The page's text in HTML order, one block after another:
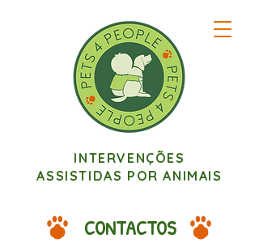
INTERVENÇÕES
ASSISTIDAS POR ANIMAIS
CONTACTOS